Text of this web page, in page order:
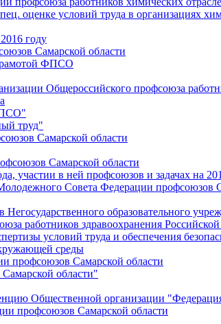
оценке условий труда в организациях
году
Самарской области
ФПСО
Общероссийского профсоюза
труд"
Самарской области
Самарской области
участии в ней профсоюзов и задачах на
Совета Федерации профсоюзов
образовательного
работников здравоохранения
условий труда и обеспечения
среды
профсоюзов Самарской области
области"
Общественной организации
профсоюзов Самарской области